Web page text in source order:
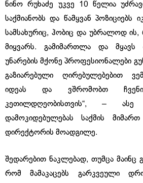
ნინო რუხაძე უკვე 10 წელია
საქმიანობს და წამყვან პოზიციებს
სამსახურიც, ჰობიც და უბრალოდ ის,
მიყვარს. გამიმართლა და მყავს
უნარების მქონე პროფესიონალები
გაზიარებული ღირებულებებით
იდეას და ვშრომობთ ჩვენი
კეთილდღეობისთვის“, – ასე
დამოკიდებულებას საქმის
დირექტორის მოადგილე.
შედარებით ნაკლებად, თუმცა მაინც
რომ მამაკაცებს გარკვეული